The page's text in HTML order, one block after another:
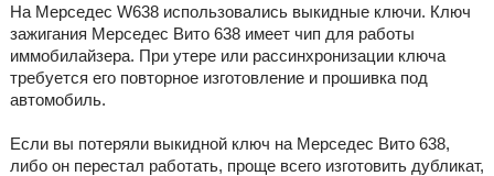
На Мерседес W638 использовались выкидные ключи. Ключ
зажигания Мерседес Вито 638 имеет чип для работы
иммобилайзера. При утере или рассинхронизации ключа
требуется его повторное изготовление и прошивка под
автомобиль.
Если вы потеряли выкидной ключ на Мерседес Вито 638,
либо он перестал работать, проще всего изготовить дубликат,